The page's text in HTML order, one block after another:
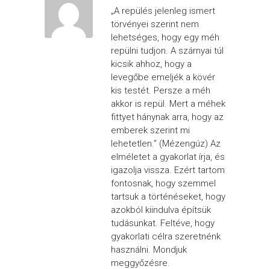
„A repülés jelenleg ismert
törvényei szerint nem
lehetséges, hogy egy méh
repülni tudjon. A szárnyai túl
kicsik ahhoz, hogy a
levegőbe emeljék a kövér
kis testét. Persze a méh
akkor is repül. Mert a méhek
fittyet hánynak arra, hogy az
emberek szerint mi
lehetetlen.” (Mézengúz) Az
elméletet a gyakorlat írja, és
igazolja vissza. Ezért tartom
fontosnak, hogy szemmel
tartsuk a történéseket, hogy
azokból kiindulva építsük
tudásunkat. Feltéve, hogy
gyakorlati célra szeretnénk
használni. Mondjuk
meggyőzésre.